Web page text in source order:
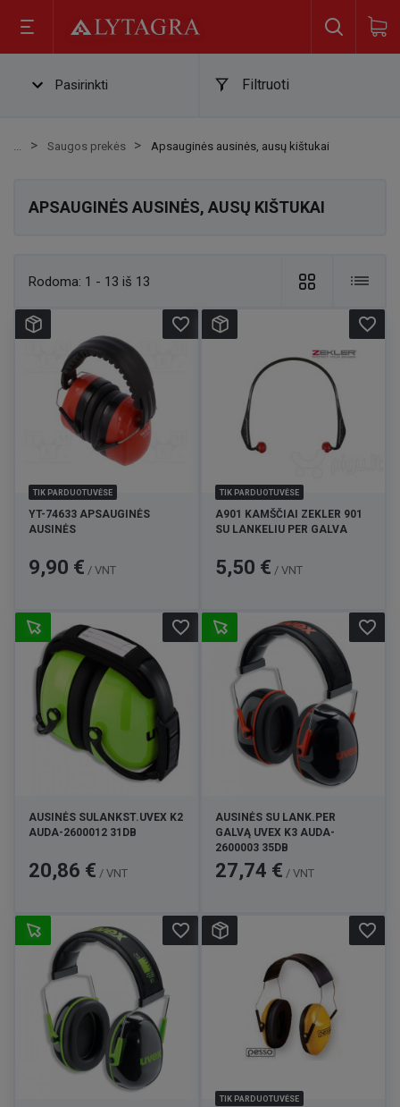
Pasirinkti Filtruoti
Saugos prekės Apsauginės ausinės, ausų kištukai
APSAUGINĖS AUSINĖS, AUSŲ KIŠTUKAI
Rodoma: 1 - 13 iš 13
TIK PARDUOTUVĖSE
YT-74633 APSAUGINĖS
AUSINĖS
Kaina
9,90 € / VNT
favorite_border
TIK PARDUOTUVĖSE
A901 KAMŠČIAI ZEKLER 901
SU LANKELIU PER GALVA
Kaina
5,50 € / VNT
favorite_border
AUSINĖS SULANKST.UVEX K2
AUDA-2600012 31DB
Kaina
20,86 € / VNT
favorite_border
AUSINĖS SU LANK.PER
GALVĄ UVEX K3 AUDA-
2600003 35DB
Kaina
27,74 € / VNT
favorite_border
favorite_border
TIK PARDUOTUVĖSE
favorite_border